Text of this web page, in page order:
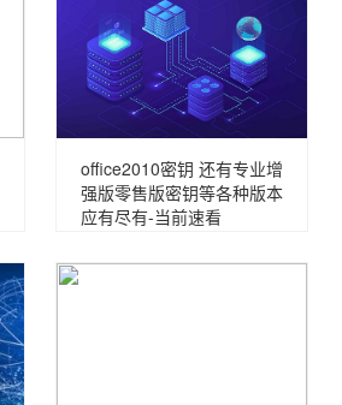
office2010密钥 还有专业增
强版零售版密钥等各种版本
应有尽有-当前速看